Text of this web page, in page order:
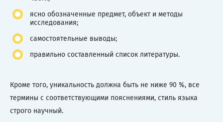
ясно обозначенные предмет, объект и методы
исследования;
самостоятельные выводы;
правильно составленный список литературы.
Кроме того, уникальность должна быть не ниже 90 %, все
термины с соответствующими пояснениями, стиль языка
строго научный.